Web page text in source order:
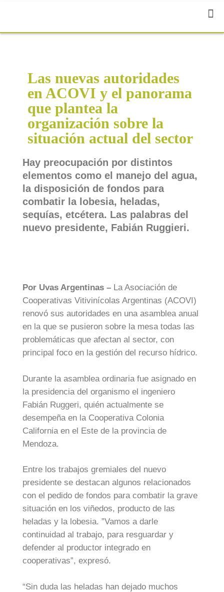
Las nuevas autoridades
en ACOVI y el panorama
que plantea la
organización sobre la
situación actual del sector
Hay preocupación por distintos
elementos como el manejo del agua,
la disposición de fondos para
combatir la lobesia, heladas,
sequías, etcétera. Las palabras del
nuevo presidente, Fabián Ruggieri.
Por Uvas Argentinas – La Asociación de
Cooperativas Vitivinícolas Argentinas (ACOVI)
renovó sus autoridades en una asamblea anual
en la que se pusieron sobre la mesa todas las
problemáticas que afectan al sector, con
principal foco en la gestión del recurso hídrico.
Durante la asamblea ordinaria fue asignado en
la presidencia del organismo el ingeniero
Fabián Ruggeri, quién actualmente se
desempeña en la Cooperativa Colonia
California en el Este de la provincia de
Mendoza.
Entre los trabajos gremiales del nuevo
presidente se destacan algunos relacionados
con el pedido de fondos para combatir la grave
situación en los viñedos, producto de las
heladas y la lobesia. ”Vamos a darle
continuidad al trabajo, para resguardar y
defender al productor integrado en
cooperativas”, expresó.
“Sin duda las heladas han dejado muchos